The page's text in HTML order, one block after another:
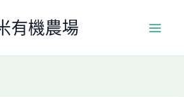
有機農場